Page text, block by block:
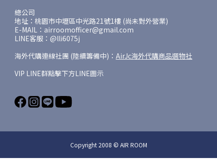
總公司
地址：桃園市中壢區中光路21號1樓 (尚未對外營業)
E-MAIL：airroomofficer@gmail.com
LINE客服：@lli6075j
海外代購連線社團 (陸續籌備中)： AirJc海外代購商品選物社
VIP LINE群點擊下方LINE圖示
Copyright 2008 © AIR ROOM